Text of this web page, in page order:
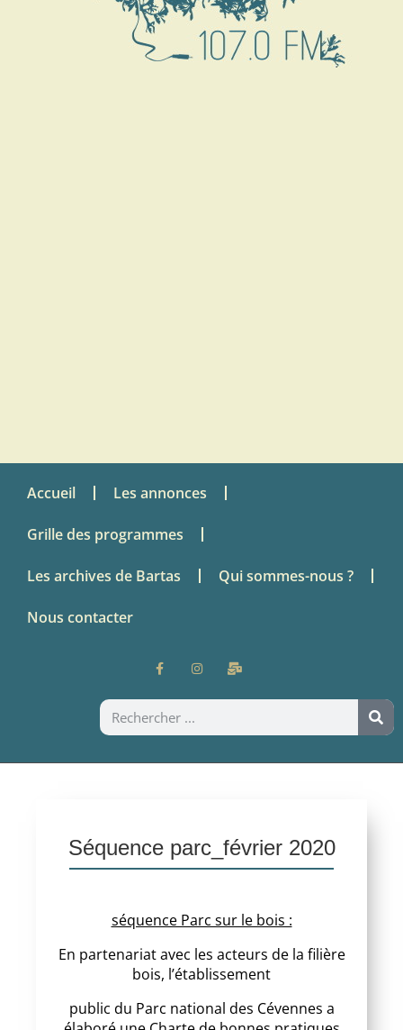
Accueil Les annonces
Grille des programmes
Les archives de Bartas Qui sommes-nous ?
Nous contacter
Séquence parc_février 2020
séquence Parc sur le bois :
En partenariat avec les acteurs de la filière
bois, l’établissement
public du Parc national des Cévennes a